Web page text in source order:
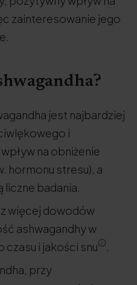
zainteresowanie jego
jest najbardziej
i
na obniżenie
hormonu stresu), a
badania.
więcej dowodów
ashwagandhy w
i jakości snu
.
przy